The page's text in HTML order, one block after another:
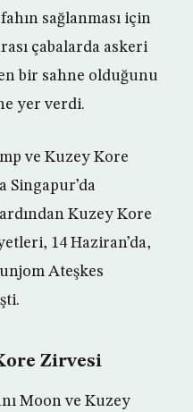
sağlanması için
çabalarda askeri
bir sahne olduğunu
yer verdi.
ve Kuzey Kore
Singapur’da
Kuzey Kore
14 Haziran’da,
Ateşkes
Zirvesi
Moon ve Kuzey